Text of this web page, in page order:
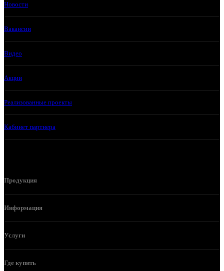
Новости
Вакансии
Видео
Акции
Реализованные проекты
Кабинет партнера
Продукция
Информация
Услуги
Где купить